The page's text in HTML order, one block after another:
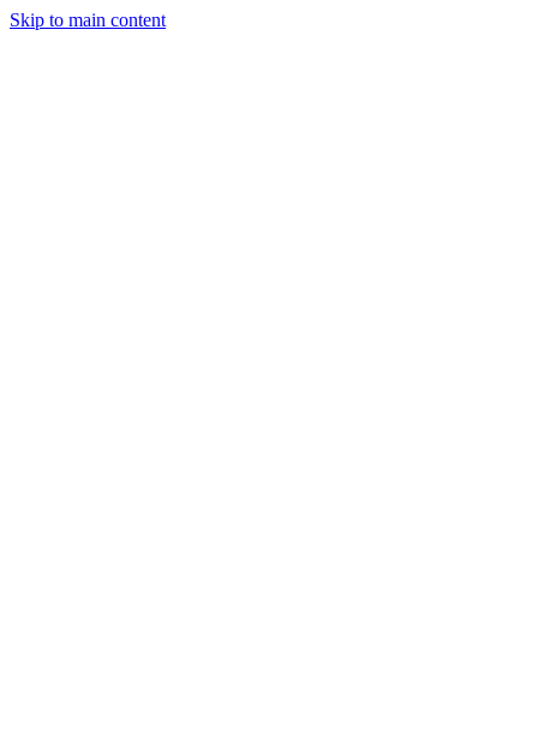
Skip to main content